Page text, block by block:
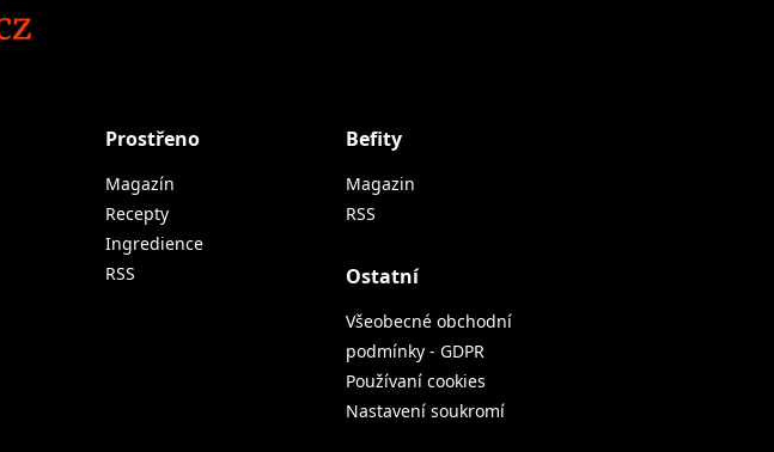
Prostřeno
Magazín
Recepty
Ingredience
RSS
Befity
Magazin
RSS
Ostatní
Všeobecné obchodní
podmínky - GDPR
Používaní cookies
Nastavení soukromí